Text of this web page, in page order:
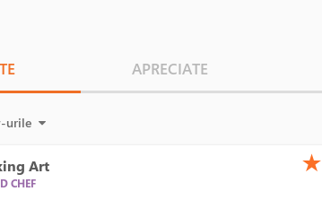
APRECIATE
urile
Art
CHEF
(*)
★